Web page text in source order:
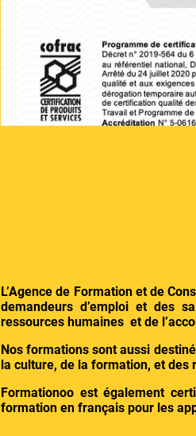
L’Agence de Formation et de
demandeurs d’emploi et des
ressources humaines et de
Nos formations sont aussi
la culture, de la formation, et des
Formationoo est également
formation en français pour les